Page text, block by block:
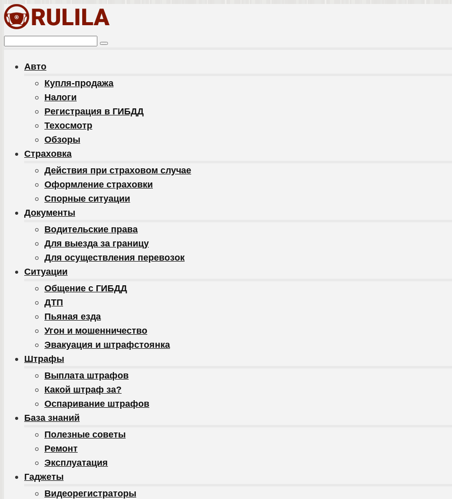
Перейти
к
контенту
Поиск:
Авто
Купля-продажа
Налоги
Регистрация в ГИБДД
Техосмотр
Обзоры
Cтраховка
Действия при страховом случае
Оформление страховки
Спорные ситуации
Документы
Водительские права
Для выезда за границу
Для осуществления перевозок
Ситуации
Общение с ГИБДД
ДТП
Пьяная езда
Угон и мошенничество
Эвакуация и штрафстоянка
Штрафы
Выплата штрафов
Какой штраф за?
Оспаривание штрафов
База знаний
Полезные советы
Ремонт
Эксплуатация
Гаджеты
Видеорегистраторы